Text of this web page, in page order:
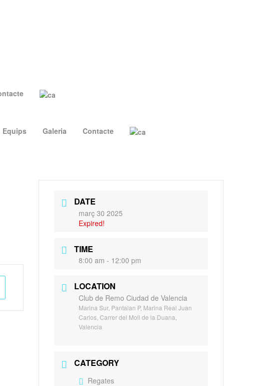
Equips Galeria Contacte
DATE
març 30 2025
Expired!
TIME
8:00 am - 12:00 pm
LOCATION
Club de Remo Ciudad de Valencia
Marina Sur, Pantalan P, Marina Real Juan
Carlos, Carrer del Moll de la Duana,
Valencia
CATEGORY
Regates